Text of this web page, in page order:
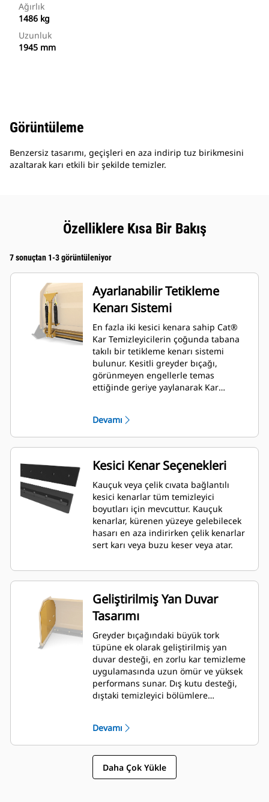
Ağırlık
1486 kg
Uzunluk
1945 mm
Görüntüleme
Benzersiz tasarımı, geçişleri en aza indirip tuz birikmesini
azaltarak karı etkili bir şekilde temizler.
Özelliklere Kısa Bir Bakış
7 sonuçtan 1-3 görüntüleniyor
Ayarlanabilir Tetikleme
Kenarı Sistemi
En fazla iki kesici kenara sahip Cat®
Kar Temizleyicilerin çoğunda tabana
takılı bir tetikleme kenarı sistemi
bulunur. Kesitli greyder bıçağı,
görünmeyen engellerle temas
ettiğinde geriye yaylanarak Kar
olmayan kauçuk kesici kenar seçeneği,
Mikro Yükleyici Ataşman Değiştirici
kullanan tüm modellere uyum
sağlayacak şekilde 2,6 m (8 ft), 3,2 m
(10 ft) ve 3,8 m (12 ft) boyutlarında
mevcuttur.
Devamı
Kesici Kenar Seçenekleri
Kauçuk veya çelik cıvata bağlantılı
kesici kenarlar tüm temizleyici
boyutları için mevcuttur. Kauçuk
kenarlar, kürenen yüzeye gelebilecek
hasarı en aza indirirken çelik kenarlar
sert karı veya buzu keser veya atar.
Geliştirilmiş Yan Duvar
Tasarımı
Greyder bıçağındaki büyük tork
tüpüne ek olarak geliştirilmiş yan
duvar desteği, en zorlu kar temizleme
uygulamasında uzun ömür ve yüksek
performans sunar. Dış kutu desteği,
dıştaki temizleyici bölümlere
en aza indirecek şekilde
tasarlanmıştır.
Devamı
Daha Çok Yükle